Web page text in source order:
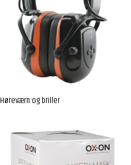
Høreværn og briller